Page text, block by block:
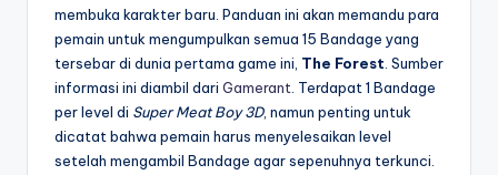
membuka karakter baru. Panduan ini akan memandu para
pemain untuk mengumpulkan semua 15 Bandage yang
tersebar di dunia pertama game ini, The Forest . Sumber
informasi ini diambil dari Gamerant . Terdapat 1 Bandage
per level di Super Meat Boy 3D, namun penting untuk
dicatat bahwa pemain harus menyelesaikan level
setelah mengambil Bandage agar sepenuhnya terkunci.